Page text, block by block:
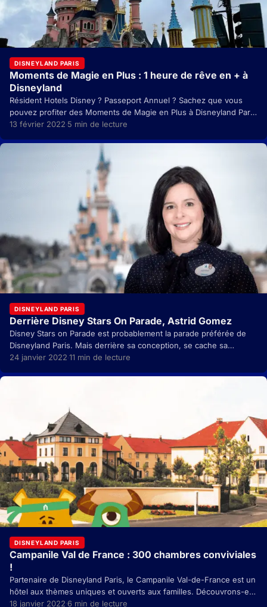
DISNEYLAND PARIS
Moments de Magie en Plus : 1 heure de rêve en + à
Disneyland
Résident Hotels Disney ? Passeport Annuel ? Sachez que vous
pouvez profiter des Moments de Magie en Plus à Disneyland Paris
si vous êtes un…
13 février 2022·5 min de lecture
DISNEYLAND PARIS
Derrière Disney Stars On Parade, Astrid Gomez
Disney Stars on Parade est probablement la parade préférée de
Disneyland Paris. Mais derrière sa conception, se cache sa
productrice déléguée : Astrid Gomez. C’est…
24 janvier 2022·11 min de lecture
DISNEYLAND PARIS
Campanile Val de France : 300 chambres conviviales
!
Partenaire de Disneyland Paris, le Campanile Val-de-France est un
hôtel aux thèmes uniques et ouverts aux familles. Découvrons-en
plus ici… Remplaçant Kyriad depuis janvier 2019,…
18 janvier 2022·6 min de lecture